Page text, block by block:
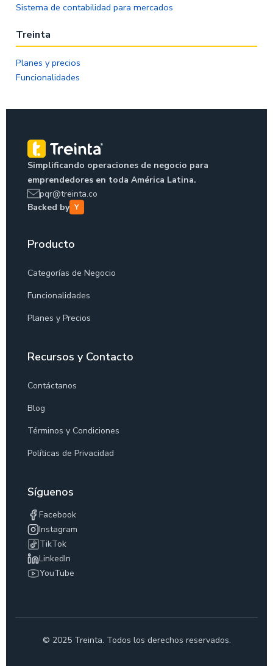
Sistema de contabilidad para mercados
Treinta
Planes y precios
Funcionalidades
Simplificando operaciones de negocio para
emprendedores en toda América Latina.
pqr@treinta.co
Backed by
Producto
Categorías de Negocio
Funcionalidades
Planes y Precios
Recursos y Contacto
Contáctanos
Blog
Términos y Condiciones
Políticas de Privacidad
Síguenos
Facebook
Instagram
TikTok
LinkedIn
YouTube
© 2025 Treinta. Todos los derechos reservados.